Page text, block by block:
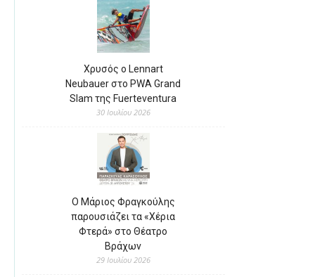
Χρυσός ο Lennart
Neubauer στο PWA Grand
Slam της Fuerteventura
30 Ιουλίου 2026
Ο Μάριος Φραγκούλης
παρουσιάζει τα «Χέρια
Φτερά» στο Θέατρο
Βράχων
29 Ιουλίου 2026